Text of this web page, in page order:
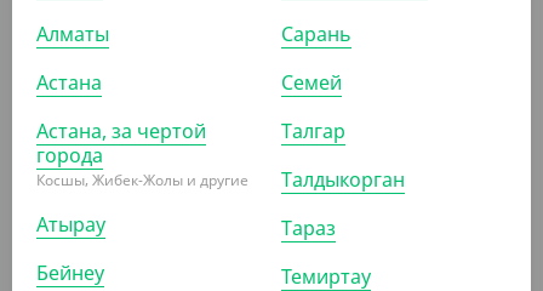
УП (50)
ПОХОЖИЕ ТОВАРЫ
АРТ. 2103611
Алматы
Астана
Астана, за чертой
города
Косшы, Жибек-Жолы и другие
Атырау
Бейнеу
Сарань
Семей
Талгар
Талдыкорган
Тараз
Темиртау